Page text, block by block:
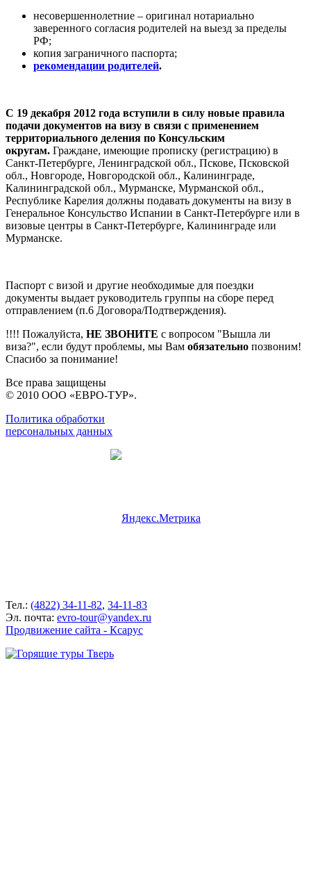
несовершеннолетние – оригинал нотариально
заверенного согласия родителей на выезд за пределы
РФ;
копия заграничного паспорта;
рекомендации родителей.
С 19 декабря 2012 года вступили в силу новые правила
подачи документов на визу в связи с применением
территориального деления по Консульским
округам. Граждане, имеющие прописку (регистрацию) в
Санкт-Петербурге, Ленинградской обл., Пскове, Псковской
обл., Новгороде, Новгородской обл., Калининграде,
Калининградской обл., Мурманске, Мурманской обл.,
Республике Карелия должны подавать документы на визу в
Генеральное Консульство Испании в Санкт-Петербурге или в
визовые центры в Санкт-Петербурге, Калининграде или
Мурманске.
Паспорт с визой и другие необходимые для поездки
документы выдает руководитель группы на сборе перед
отправлением (п.6 Договора/Подтверждения).
!!!! Пожалуйста, НЕ ЗВОНИТЕ с вопросом "Вышла ли
виза?", если будут проблемы, мы Вам обязательно позвоним!
Спасибо за понимание!
Все права защищены
© 2010 ООО «ЕВРО-ТУР».
Политика обработки
персональных данных
Тел.: (4822) 34-11-82, 34-11-83
Эл. почта: evro-tour@yandex.ru
Продвижение сайта - Ксарус